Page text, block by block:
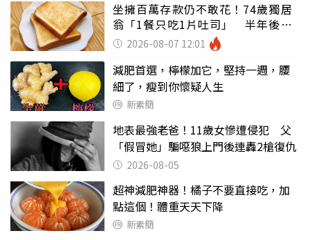
坐擁百萬存款仍不敢花！74歲獨居
翁「1餐只吃1片吐司」 半年後暴
瘦嚇壞女兒
2026-08-07 12:01
減肥首選，檸檬加它，堅持一週，腰
細了，瘦到你懷疑人生
新素簡
地表最強老爸！11歲女慘遭侵犯 父
「假冒她」騙噁狼上門後連轟2槍復仇
2026-08-05
超神減肥神器！橘子不要直接吃，加
點這個！體重天天下降
新素簡